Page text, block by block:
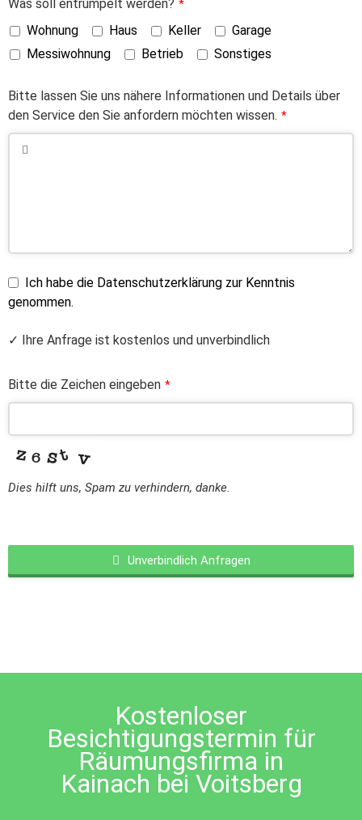
Was soll entrümpelt werden? *
Wohnung Haus Keller
Garage
Messiwohnung
Betrieb Sonstiges
Bitte lassen Sie uns nähere Informationen und Details über
den Service den Sie anfordern möchten wissen. *
Ich habe die Datenschutzerklärung zur Kenntnis
genommen.
✓ Ihre Anfrage ist kostenlos und unverbindlich
Bitte die Zeichen eingeben *
Dies hilft uns, Spam zu verhindern, danke.
Unverbindlich Anfragen
left
Kostenloser
Besichtigungstermin für
Räumungsfirma in
Kainach bei Voitsberg